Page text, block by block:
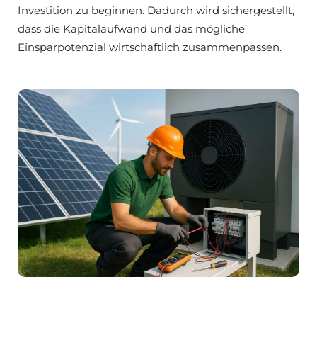
Investition zu beginnen. Dadurch wird sichergestellt,
dass die Kapitalaufwand und das mögliche
Einsparpotenzial wirtschaftlich zusammenpassen.